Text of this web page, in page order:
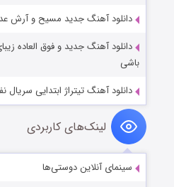
دانلود آهنگ جدید مسیح و آرش
دانلود آهنگ جدید و فوق العاده
باشی
دانلود آهنگ تیتراژ ابتدایی
لینک‌های کاربردی
سینمای آنلاین دوستی‌ها